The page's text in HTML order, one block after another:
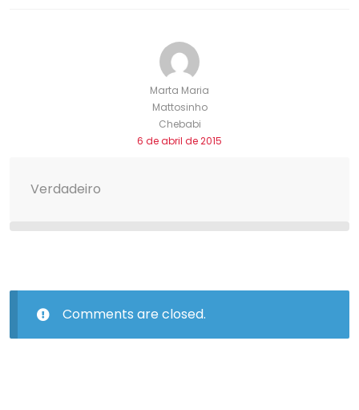
Marta Maria
Mattosinho
Chebabi
6 de abril de 2015
Verdadeiro
Comments are closed.